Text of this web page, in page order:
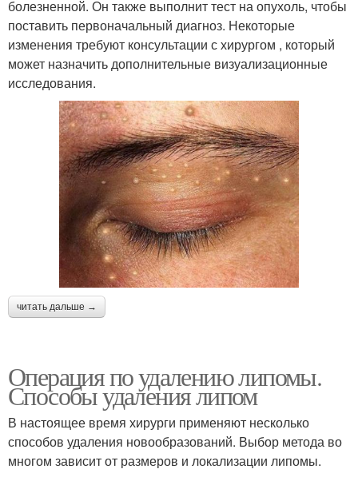
болезненной. Он также выполнит тест на опухоль, чтобы
поставить первоначальный диагноз. Некоторые
изменения требуют консультации с хирургом , который
может назначить дополнительные визуализационные
исследования.
читать дальше →
Операция по удалению липомы.
Способы удаления липом
В настоящее время хирурги применяют несколько
способов удаления новообразований. Выбор метода во
многом зависит от размеров и локализации липомы.